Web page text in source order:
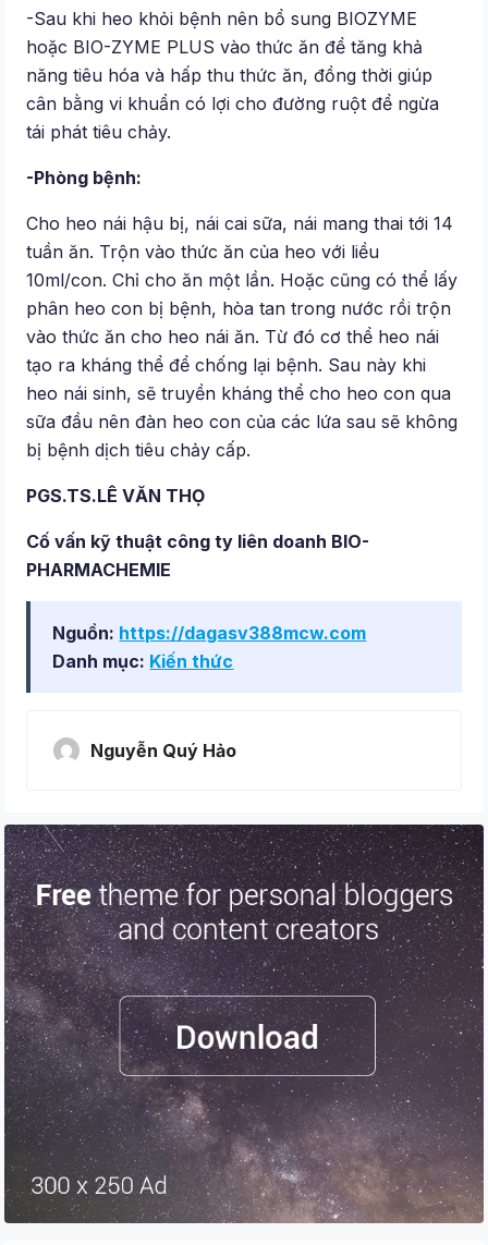
-Sau khi heo khỏi bệnh nên bổ sung BIOZYME
hoặc BIO-ZYME PLUS vào thức ăn để tăng khả
năng tiêu hóa và hấp thu thức ăn, đồng thời giúp
cân bằng vi khuẩn có lợi cho đường ruột để ngừa
tái phát tiêu chảy.
-Phòng bệnh:
Cho heo nái hậu bị, nái cai sữa, nái mang thai tới 14
tuần ăn. Trộn vào thức ăn của heo với liều
10ml/con. Chỉ cho ăn một lần. Hoặc cũng có thể lấy
phân heo con bị bệnh, hòa tan trong nước rồi trộn
vào thức ăn cho heo nái ăn. Từ đó cơ thể heo nái
tạo ra kháng thể để chống lại bệnh. Sau này khi
heo nái sinh, sẽ truyền kháng thể cho heo con qua
sữa đầu nên đàn heo con của các lứa sau sẽ không
bị bệnh dịch tiêu chảy cấp.
PGS.TS.LÊ VĂN THỌ
Cố vấn kỹ thuật công ty liên doanh BIO-
PHARMACHEMIE
Nguồn: https://dagasv388mcw.com
Danh mục: Kiến thức
Nguyễn Quý Hảo